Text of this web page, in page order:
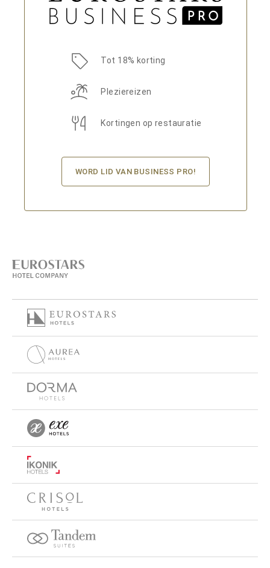
Tot 18% korting
Pleziereizen
Kortingen op restauratie
WORD LID VAN BUSINESS PRO!